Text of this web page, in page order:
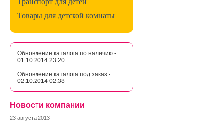
Транспорт для детей
Товары для детской комнаты
Обновление каталога по наличию -
01.10.2014 23:20
Обновление каталога под заказ -
02.10.2014 02:38
Новости компании
23 августа 2013